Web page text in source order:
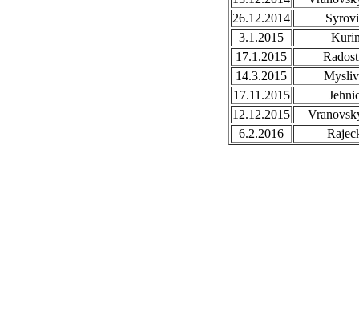
26.12.2014
3.1.2015
17.1.2015
14.3.2015
17.11.2015
12.12.2015
6.2.2016